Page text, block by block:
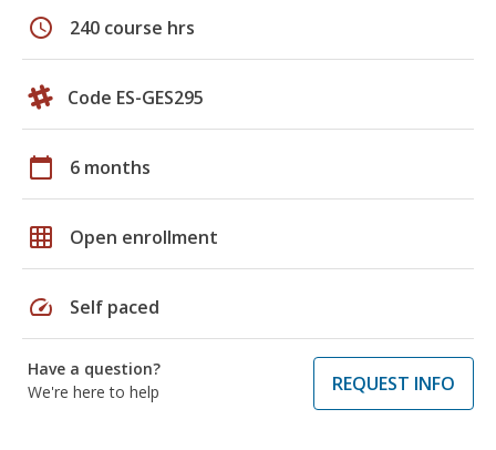
schedule 240 course hrs
Code ES-GES295
calendar_today 6 months
grid_on Open enrollment
speed Self paced
Have a question?
We're here to help
REQUEST INFO